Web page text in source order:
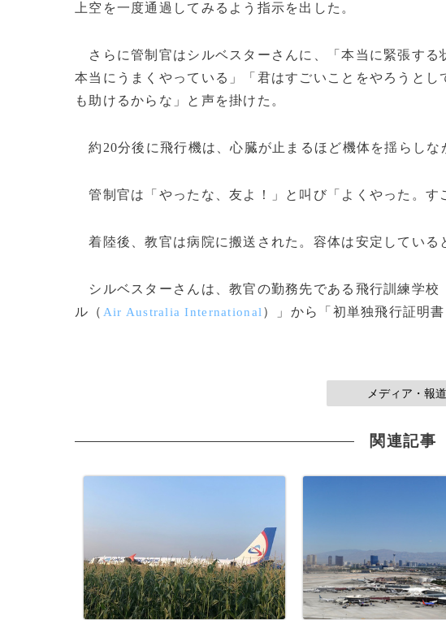
上空を一度通過してみるよう指示を出した。
さらに管制官はシルベスターさんに、「本当に緊張する
本当にうまくやっている」「君はすごいことをやろうと
も助けるからな」と声を掛けた。
約20分後に飛行機は、心臓が止まるほど機体を揺らしな
管制官は「やったな、友よ！」と叫び「よくやった。す
着陸後、教官は病院に搬送された。容体は安定している
シルベスターさんは、教官の勤務先である飛行訓練学校
ル（ Air Australia International ）」から「初単独飛行証明
メディア・報
関連記事